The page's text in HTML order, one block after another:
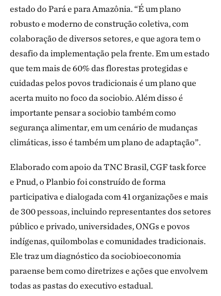
estado do Pará e para Amazônia. “É um plano
robusto e moderno de construção coletiva, com
colaboração de diversos setores, e que agora tem o
desafio da implementação pela frente. Em um estado
que tem mais de 60% das florestas protegidas e
cuidadas pelos povos tradicionais é um plano que
acerta muito no foco da sociobio. Além disso é
importante pensar a sociobio também como
segurança alimentar, em um cenário de mudanças
climáticas, isso é também um plano de adaptação”.
Elaborado com apoio da TNC Brasil, CGF task force
e Pnud, o Planbio foi construído de forma
participativa e dialogada com 41 organizações e mais
de 300 pessoas, incluindo representantes dos setores
público e privado, universidades, ONGs e povos
indígenas, quilombolas e comunidades tradicionais.
Ele traz um diagnóstico da sociobioeconomia
paraense bem como diretrizes e ações que envolvem
todas as pastas do executivo estadual.